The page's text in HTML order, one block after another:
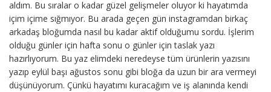
aldım. Bu sıralar o kadar güzel gelişmeler oluyor ki hayatımda
içim içime sığmıyor. Bu arada geçen gün instagramdan birkaç
arkadaş bloğumda nasıl bu kadar aktif olduğumu sordu. İşlerim
olduğu günler için hafta sonu o günler için taslak yazı
hazırlıyorum. Bu yaz elimdeki neredeyse tüm ürünlerin yazısını
yazıp eylül başı ağustos sonu gibi bloğa da uzun bir ara vermeyi
düşünüyorum. Çünkü hayatımı kuracağım ve iş alanında kendi